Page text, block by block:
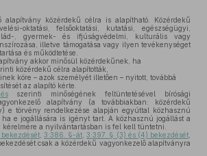
alapítvány közérdekű célra is alapítható. Közérdekű
oktatási, felsőoktatási, kutatási, egészségügyi,
, gyermek- és ifjúságvédelmi, kulturális vagy
illetve támogatása vagy ilyen tevékenységet
és működtetése.
akkor minősül közérdekűnek, ha
közérdekű célra alapították,
köre – azok személyét illetően – nyitott, továbbá
az alapító kérte.
szerinti minőségének feltüntetésével bírósági
alapítvány (a továbbiakban: közérdekű
e törvény rendelkezése alapján egyúttal közhasznú
e jogállására is igényt tart. A közhasznú jogállást a
a nyilvántartásban is fel kell tüntetni.
,3:386. §-át ,3:397. § (3) és (4) bekezdését
csak a közérdekű vagyonkezelő alapítványra